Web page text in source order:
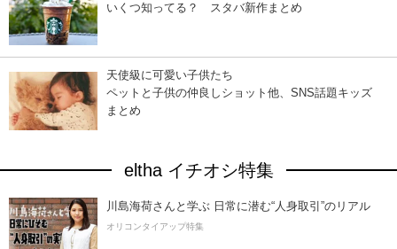
いくつ知ってる？ スタバ新作まとめ
天使級に可愛い子供たち
ペットと子供の仲良しショット他、SNS話題キッズ
まとめ
eltha イチオシ特集
川島海荷さんと学ぶ 日常に潜む“人身取引”のリアル
オリコンタイアップ特集